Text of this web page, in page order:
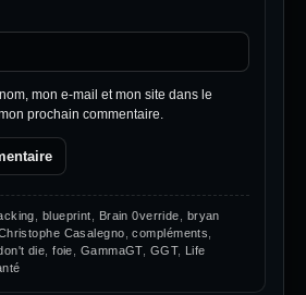
mon e-mail et mon site dans le
prochain commentaire.
blueprint Brain 0verride
bryan
Casalegno ,compléments
die ,foie GammaGT, GGT, Life